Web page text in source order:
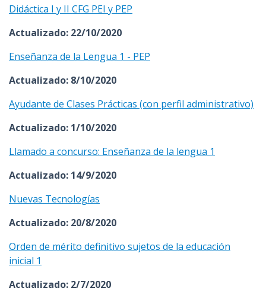
Didáctica I y II CFG PEI y PEP
Actualizado: 22/10/2020
Enseñanza de la Lengua 1 - PEP
Actualizado: 8/10/2020
Ayudante de Clases Prácticas (con perfil administrativo)
Actualizado: 1/10/2020
Llamado a concurso: Enseñanza de la lengua 1
Actualizado: 14/9/2020
Nuevas Tecnologías
Actualizado: 20/8/2020
Orden de mérito definitivo sujetos de la educación
inicial 1
Actualizado: 2/7/2020